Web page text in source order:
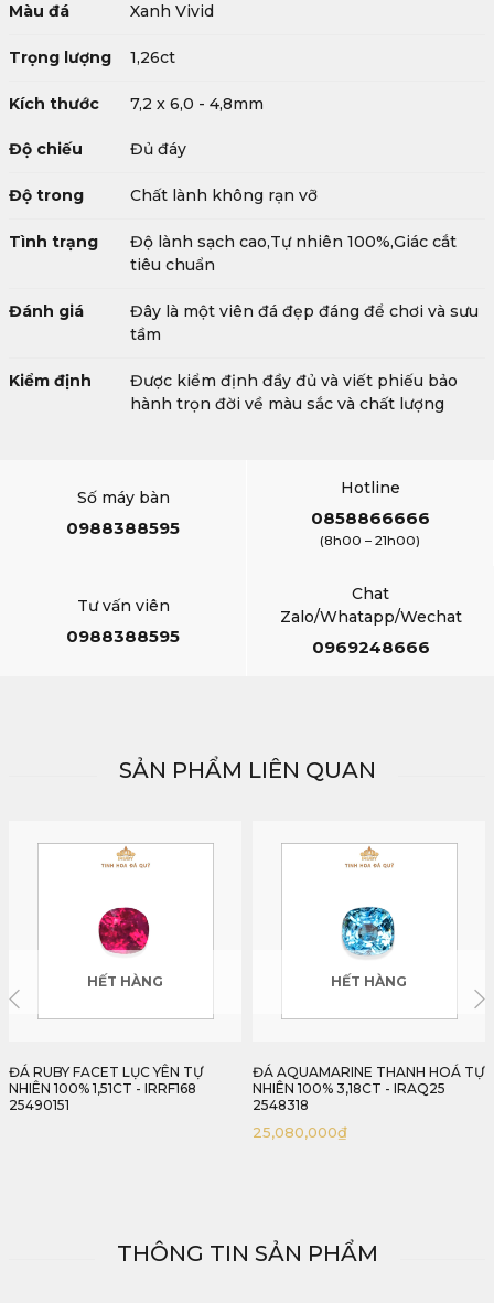
Màu đá Xanh Vivid
Trọng lượng 1,26ct
Kích thước 7,2 x 6,0 - 4,8mm
Độ chiếu Đủ đáy
Độ trong Chất lành không rạn vỡ
Tình trạng
Độ lành sạch cao,Tự nhiên 100%,Giác cắt
tiêu chuẩn
Đánh giá
Đây là một viên đá đẹp đáng để chơi và sưu
tầm
Kiểm định
Được kiểm định đầy đủ và viết phiếu bảo
hành trọn đời về màu sắc và chất lượng
Số máy bàn
0988388595
Hotline
0858866666
(8h00 – 21h00)
Tư vấn viên
0988388595
Chat
Zalo/Whatapp/Wechat
0969248666
SẢN PHẨM LIÊN QUAN
HẾT HÀNG
ĐÁ AQUAMARINE THANH HOÁ TỰ
NHIÊN 100% 3,18CT - IRAQ25
2548318
HẾT HÀNG
ĐÁ EMERALD COLOMBIA XANH
VIVID TỰ NHIÊN 1,43CT - IREM
2504143
THÔNG TIN SẢN PHẨM